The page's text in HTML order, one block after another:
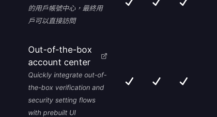
的用戶帳號中心，最終用
戶可以直接訪問
Out-of-the-box
account center
Quickly integrate out-of-
the-box verification and
security setting flows
with prebuilt UI